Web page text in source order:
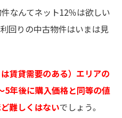
なんてネット12％は欲しい
回りの中古物件はいまは見
賃貸需要のある）エリアの
5年後に購入価格と同等の値
難しくはないでしょう。